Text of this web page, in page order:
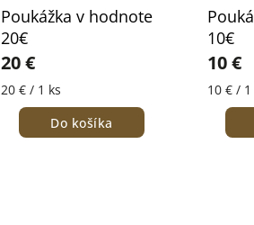
Poukážka v hodnote
20€
20 €
20 € / 1 ks
Do košíka
10€
10 €
10 € / 1